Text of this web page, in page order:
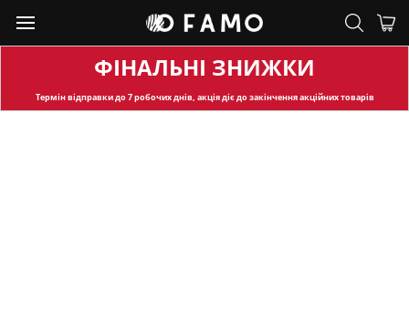
ФІНАЛЬНІ ЗНИЖКИ
Термін відправкидо 7 робочих днів, акція діє до закінчення акційних товарів